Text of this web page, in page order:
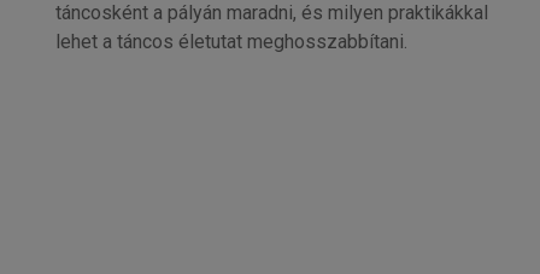
táncosként a pályán maradni, és milyen praktikákkal
lehet a táncos életutat meghosszabbítani.